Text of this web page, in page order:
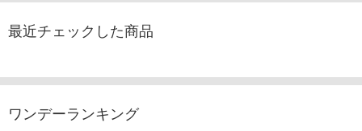
最近チェックした商品
ワンデーランキング